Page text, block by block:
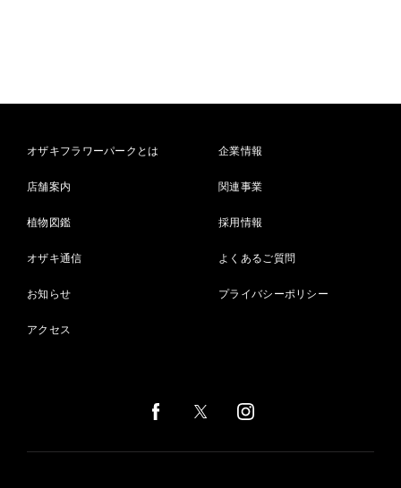
オザキフラワーパークとは
店舗案内
植物図鑑
オザキ通信
お知らせ
アクセス
企業情報
関連事業
採用情報
よくあるご質問
プライバシーポリシー